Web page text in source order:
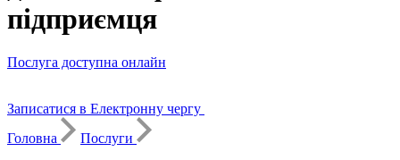
підприємця
Послуга доступна онлайн
Записатися в Електронну чергу
Головна
Послуги